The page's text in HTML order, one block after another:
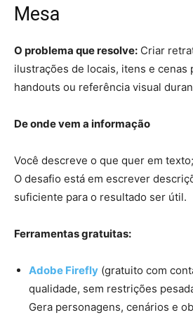
Mesa
O problema que resolve: Criar
ilustrações de locais, itens e cenas
handouts ou referência visual
De onde vem a informação
Você descreve o que quer em
O desafio está em escrever
suficiente para o resultado ser útil.
Ferramentas gratuitas:
Adobe Firefly (gratuito com
qualidade, sem restrições
Gera personagens, cenários e